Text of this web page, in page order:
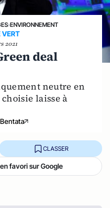
›ENVIRONNEMENT
VERT
2021
deal
neutre en
laisse à
CLASSER
favori sur Google